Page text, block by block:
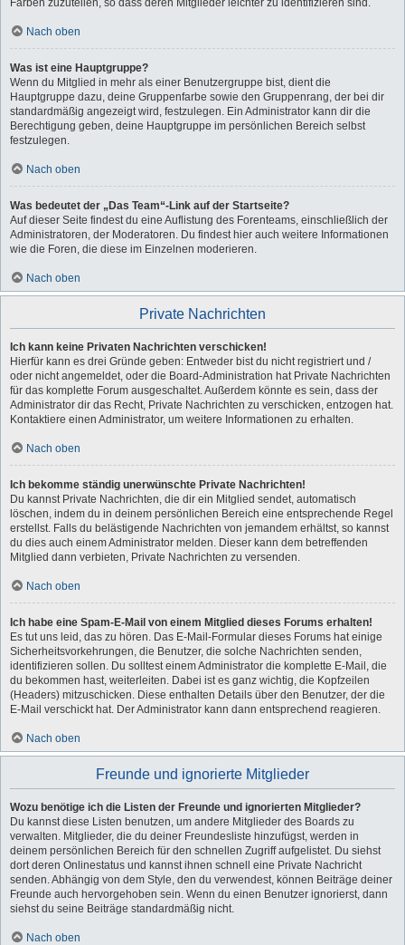
Farben zuzuteilen, so dass deren Mitglieder leichter zu identifizieren sind.
Nach oben
Was ist eine Hauptgruppe?
Wenn du Mitglied in mehr als einer Benutzergruppe bist, dient die
Hauptgruppe dazu, deine Gruppenfarbe sowie den Gruppenrang, der bei dir
standardmäßig angezeigt wird, festzulegen. Ein Administrator kann dir die
Berechtigung geben, deine Hauptgruppe im persönlichen Bereich selbst
festzulegen.
Nach oben
Was bedeutet der „Das Team“-Link auf der Startseite?
Auf dieser Seite findest du eine Auflistung des Forenteams, einschließlich der
Administratoren, der Moderatoren. Du findest hier auch weitere Informationen
wie die Foren, die diese im Einzelnen moderieren.
Nach oben
Private Nachrichten
Ich kann keine Privaten Nachrichten verschicken!
Hierfür kann es drei Gründe geben: Entweder bist du nicht registriert und /
oder nicht angemeldet, oder die Board-Administration hat Private Nachrichten
für das komplette Forum ausgeschaltet. Außerdem könnte es sein, dass der
Administrator dir das Recht, Private Nachrichten zu verschicken, entzogen hat.
Kontaktiere einen Administrator, um weitere Informationen zu erhalten.
Nach oben
Ich bekomme ständig unerwünschte Private Nachrichten!
Du kannst Private Nachrichten, die dir ein Mitglied sendet, automatisch
löschen, indem du in deinem persönlichen Bereich eine entsprechende Regel
erstellst. Falls du belästigende Nachrichten von jemandem erhältst, so kannst
du dies auch einem Administrator melden. Dieser kann dem betreffenden
Mitglied dann verbieten, Private Nachrichten zu versenden.
Nach oben
Ich habe eine Spam-E-Mail von einem Mitglied dieses Forums erhalten!
Es tut uns leid, das zu hören. Das E-Mail-Formular dieses Forums hat einige
Sicherheitsvorkehrungen, die Benutzer, die solche Nachrichten senden,
identifizieren sollen. Du solltest einem Administrator die komplette E-Mail, die
du bekommen hast, weiterleiten. Dabei ist es ganz wichtig, die Kopfzeilen
(Headers) mitzuschicken. Diese enthalten Details über den Benutzer, der die
E-Mail verschickt hat. Der Administrator kann dann entsprechend reagieren.
Nach oben
Freunde und ignorierte Mitglieder
Wozu benötige ich die Listen der Freunde und ignorierten Mitglieder?
Du kannst diese Listen benutzen, um andere Mitglieder des Boards zu
verwalten. Mitglieder, die du deiner Freundesliste hinzufügst, werden in
deinem persönlichen Bereich für den schnellen Zugriff aufgelistet. Du siehst
dort deren Onlinestatus und kannst ihnen schnell eine Private Nachricht
senden. Abhängig von dem Style, den du verwendest, können Beiträge deiner
Freunde auch hervorgehoben sein. Wenn du einen Benutzer ignorierst, dann
siehst du seine Beiträge standardmäßig nicht.
Nach oben